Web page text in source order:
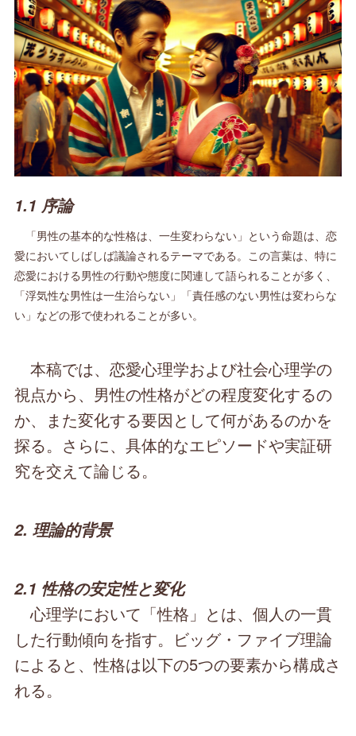
1.1 序論
「男性の基本的な性格は、一生変わらない」という命題は、恋
愛においてしばしば議論されるテーマである。この言葉は、特に
恋愛における男性の行動や態度に関連して語られることが多く、
「浮気性な男性は一生治らない」「責任感のない男性は変わらな
い」などの形で使われることが多い。
本稿では、恋愛心理学および社会心理学の
視点から、男性の性格がどの程度変化するの
か、また変化する要因として何があるのかを
探る。さらに、具体的なエピソードや実証研
究を交えて論じる。
2. 理論的背景
2.1 性格の安定性と変化
心理学において「性格」とは、個人の一貫
した行動傾向を指す。ビッグ・ファイブ理論
によると、性格は以下の5つの要素から構成さ
れる。